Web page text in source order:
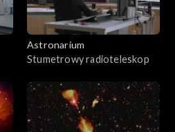
Astronarium
Stumetrowy radioteleskop